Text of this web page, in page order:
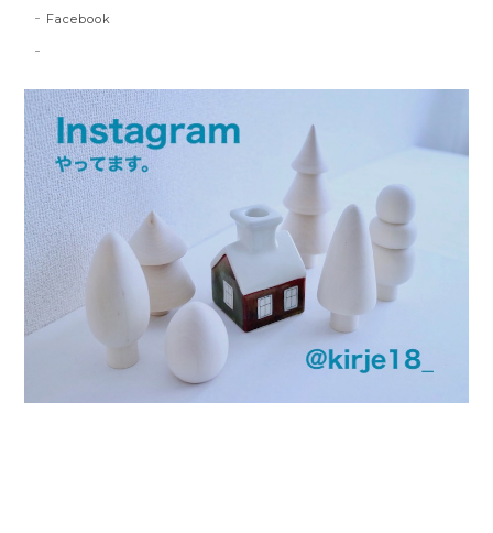
Facebook